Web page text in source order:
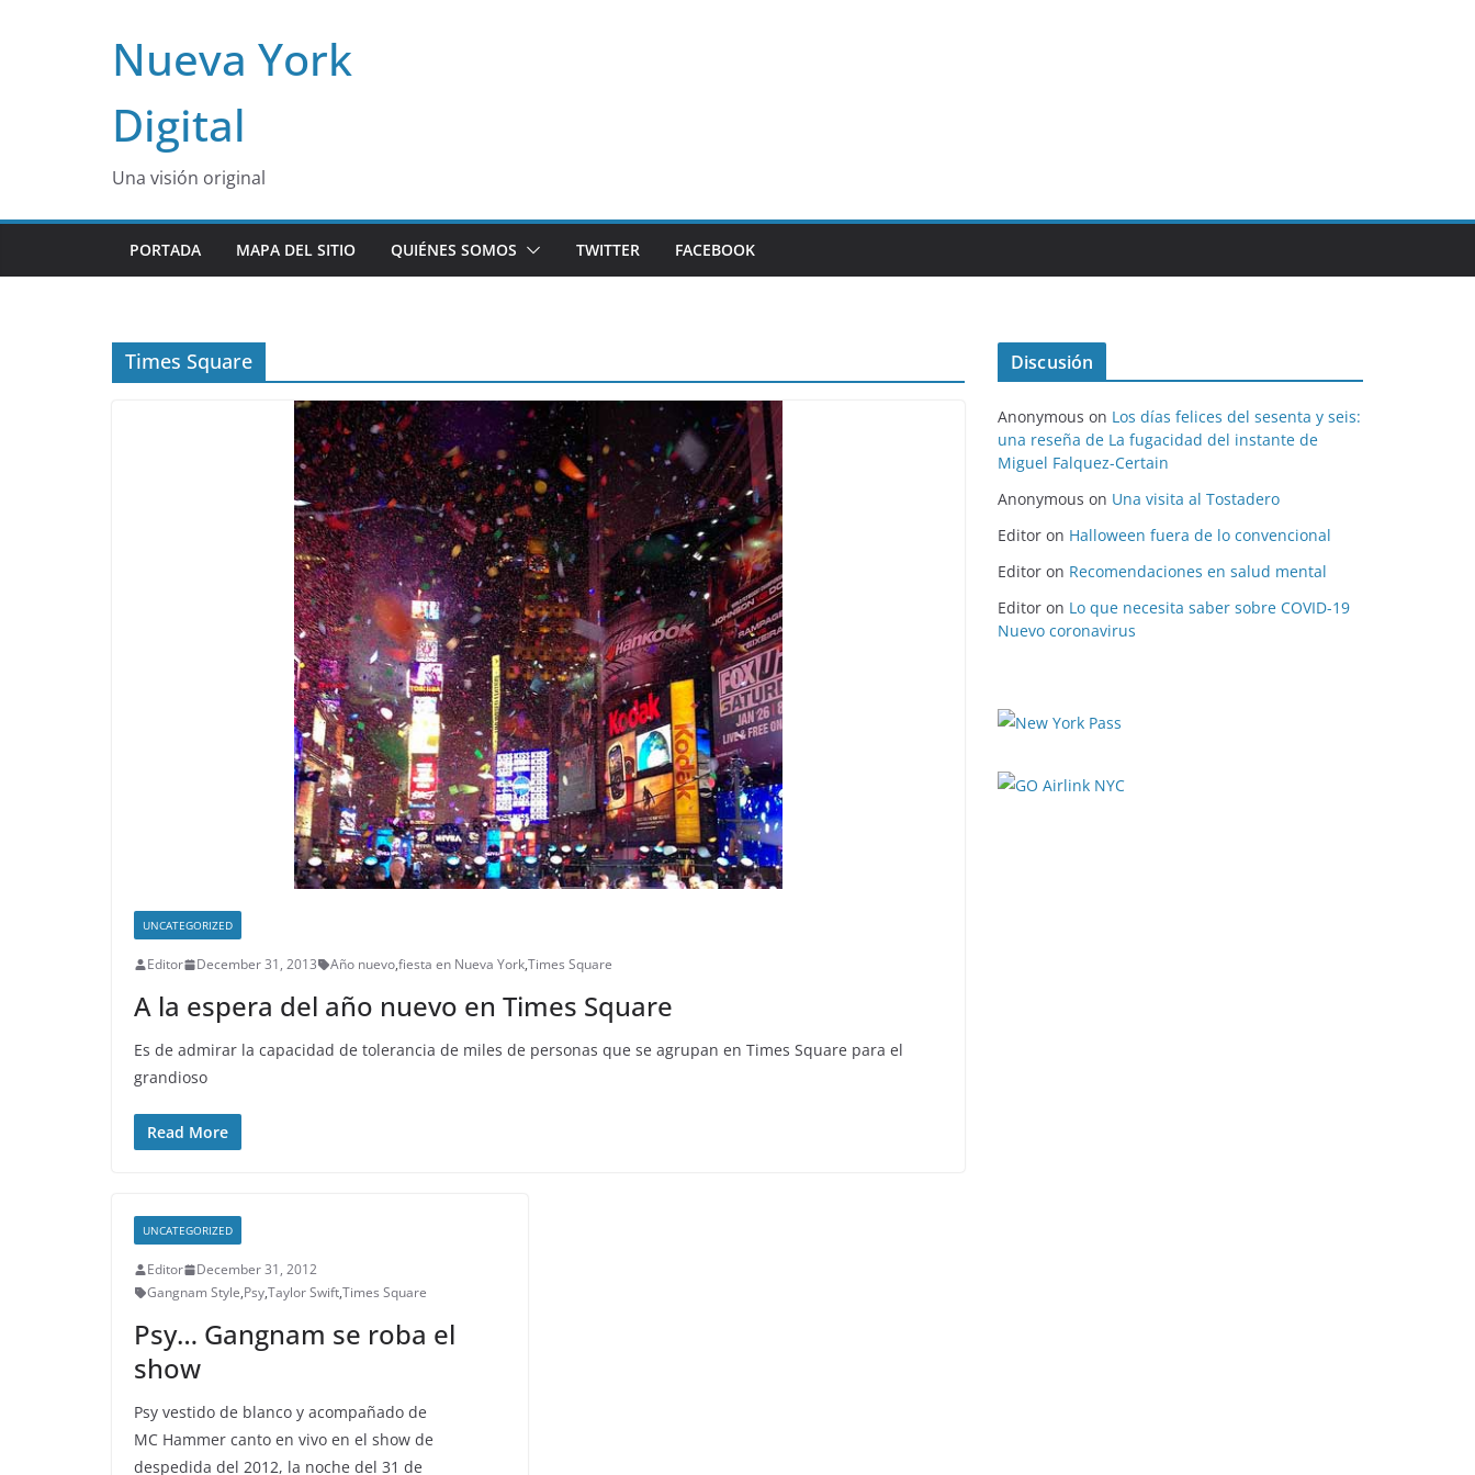
Nueva York
Digital
Una visión original
PORTADA MAPA DEL SITIO QUIÉNES SOMOS TWITTER FACEBOOK
Times Square
UNCATEGORIZED
Editor December 31, 2013 Año nuevo,fiesta en Nueva York,Times Square
A la espera del año nuevo en Times Square
Es de admirar la capacidad de tolerancia de miles de personas que se agrupan en Times Square para el
grandioso
Read More
UNCATEGORIZED
Editor
December 31, 2012
Gangnam Style,Psy,Taylor Swift,Times Square
Psy… Gangnam se roba el
show
Psy vestido de blanco y acompañado de
MC Hammer canto en vivo en el show de
despedida del 2012, la noche del 31 de
Discusión
Anonymous on Los días felices del sesenta y seis:
una reseña de La fugacidad del instante de
Miguel Falquez-Certain
Anonymous on Una visita al Tostadero
Editor on Halloween fuera de lo convencional
Editor on Recomendaciones en salud mental
Editor on Lo que necesita saber sobre COVID-19
Nuevo coronavirus